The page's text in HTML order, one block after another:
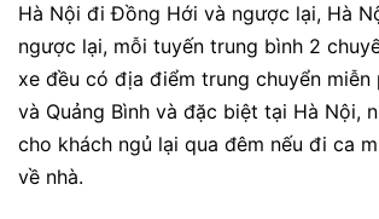
Hà Nội đi Đồng Hới và ngược lại, Hà
ngược lại, mỗi tuyến trung bình 2
xe đều có địa điểm trung chuyển miễn
và Quảng Bình và đặc biệt tại Hà Nội,
cho khách ngủ lại qua đêm nếu đi ca
về nhà.